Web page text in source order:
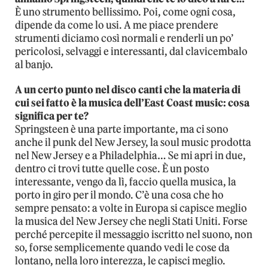
È uno strumento bellissimo. Poi, come ogni cosa,
dipende da come lo usi. A me piace prendere
strumenti diciamo così normali e renderli un po’
pericolosi, selvaggi e interessanti, dal clavicembalo
al banjo.
A un certo punto nel disco canti che la materia di
cui sei fatto è la musica dell’East Coast music: cosa
significa per te?
Springsteen è una parte importante, ma ci sono
anche il punk del New Jersey, la soul music prodotta
nel New Jersey e a Philadelphia… Se mi apri in due,
dentro ci trovi tutte quelle cose. È un posto
interessante, vengo da lì, faccio quella musica, la
porto in giro per il mondo. C’è una cosa che ho
sempre pensato: a volte in Europa si capisce meglio
la musica del New Jersey che negli Stati Uniti. Forse
perché percepite il messaggio iscritto nel suono, non
so, forse semplicemente quando vedi le cose da
lontano, nella loro interezza, le capisci meglio.